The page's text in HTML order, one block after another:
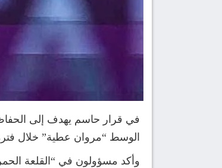
في قرار حاسم يهدف إلى الحفاظ
الوسط “مروان عطية” خلال فترة
وأكد مسؤولون في “القلعة